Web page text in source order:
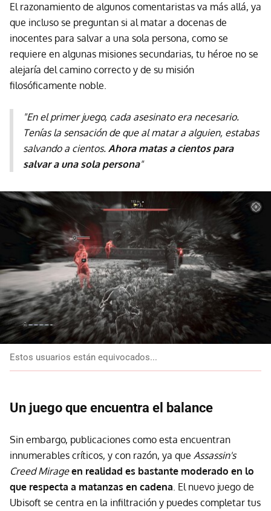
El razonamiento de algunos comentaristas va más allá, ya
que incluso se preguntan si al matar a docenas de
inocentes para salvar a una sola persona, como se
requiere en algunas misiones secundarias, tu héroe no se
alejaría del camino correcto y de su misión
filosóficamente noble.
"En el primer juego, cada asesinato era necesario.
Tenías la sensación de que al matar a alguien, estabas
salvando a cientos. Ahora matas a cientos para
salvar a una sola persona"
Estos usuarios están equivocados...
Un juego que encuentra el balance
Sin embargo, publicaciones como esta encuentran
innumerables críticos, y con razón, ya que Assassin's
Creed Mirageen realidad es bastante moderado en lo
que respecta a matanzas en cadena. El nuevo juego de
Ubisoft se centra en la infiltración y puedes completar tus